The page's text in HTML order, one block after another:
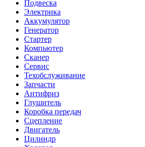
Подвеска
Электрика
Аккумулятор
Генератор
Стартер
Компьютер
Сканер
Сервис
Техобслуживание
Запчасти
Антифриз
Глушитель
Коробка передач
Сцепление
Двигатель
Цилиндр